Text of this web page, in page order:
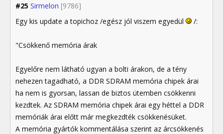
#25 Sirmelon [9786]
Egy kis update a topichoz /egész jól viszem egyedül /:
"Csökkenő memória árak
Egyelőre nem látható ugyan a bolti árakon, de a tény
nehezen tagadható, a DDR SDRAM memória chipek árai
ha nem is gyorsan, lassan de biztos ütemben csökkenni
kezdtek. Az SDRAM memória chipek árai egy héttel a DDR
memóriák árai előtt már megkezdték csökkenésüket.
A memória gyártók kommentálása szerint az árcsökkenés